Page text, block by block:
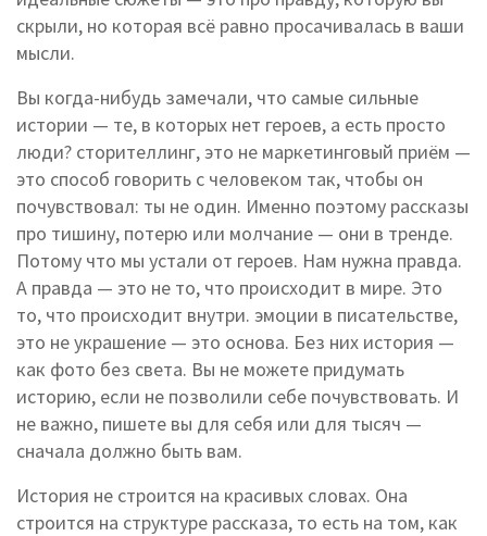
скрыли, но которая всё равно просачивалась в ваши
мысли.
Вы когда-нибудь замечали, что самые сильные
истории — те, в которых нет героев, а есть просто
люди? сторителлинг,это не маркетинговый приём —
это способ говорить с человеком так, чтобы он
почувствовал: ты не один. Именно поэтому рассказы
про тишину, потерю или молчание — они в тренде.
Потому что мы устали от героев. Нам нужна правда.
А правда — это не то, что происходит в мире. Это
то, что происходит внутри. эмоции в писательстве,
это не украшение — это основа. Без них история —
как фото без света. Вы не можете придумать
историю, если не позволили себе почувствовать. И
не важно, пишете вы для себя или для тысяч —
сначала должно быть вам.
История не строится на красивых словах. Она
строится на структуре рассказа, то есть на том, как